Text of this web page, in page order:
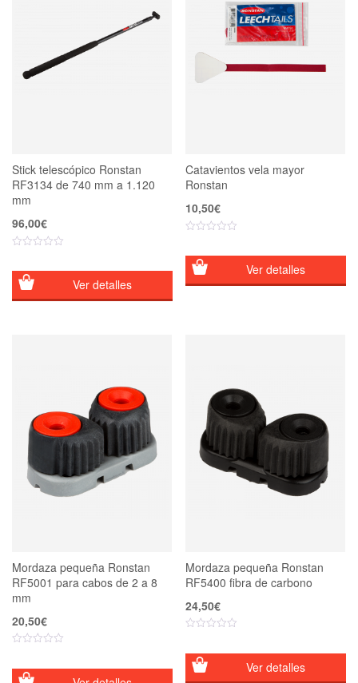
Stick telescópico Ronstan
RF3134 de 740 mm a 1.120
mm
96,00€
Ver detalles
Catavientos vela mayor
Ronstan
10,50€
Ver detalles
Mordaza pequeña Ronstan
RF5001 para cabos de 2 a 8
mm
20,50€
Mordaza pequeña Ronstan
RF5400 fibra de carbono
24,50€
Ver detalles